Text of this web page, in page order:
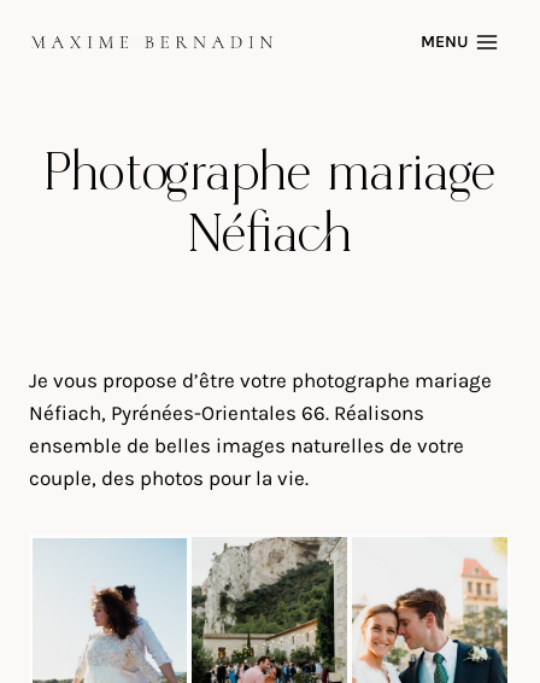
MENU
Photographe mariage
Néfiach
Je vous propose d’être votre photographe mariage
Néfiach, Pyrénées-Orientales 66. Réalisons
ensemble de belles images naturelles de votre
couple, des photos pour la vie.